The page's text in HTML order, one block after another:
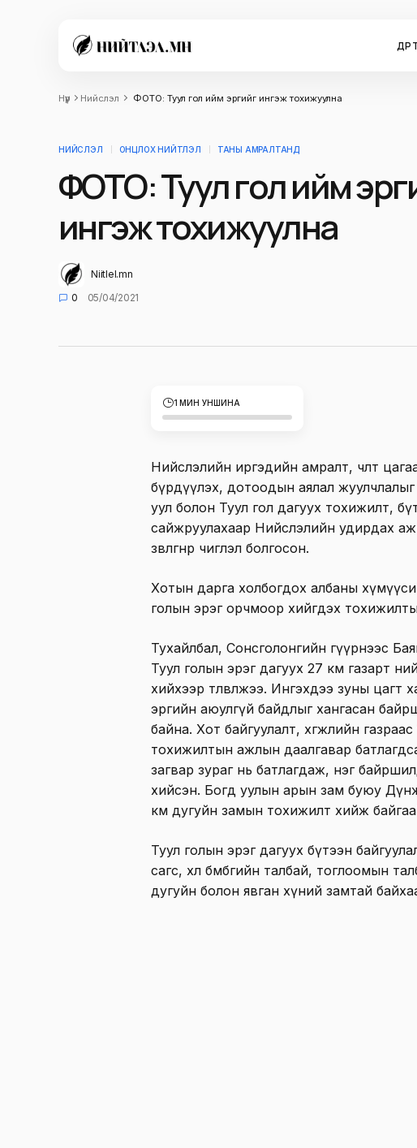
Нүүр Нийслэл ФОТО: Туул гол ийм эргийг ингэж тохижуулна
НИЙСЛЭЛ ОНЦЛОХ НИЙТЛЭЛ ТАНЫ АМРАЛТАНД
ФОТО: Туул гол ийм
ингэж тохижуулна
Niitlel.mn
0
05/04/2021
1 МИН УНШИНА
Нийслэлийн иргэдийн амралт, чөлөөт
бүрдүүлэх, дотоодын аялал жуулчлалыг
уул болон Туул гол дагуух тохижилт,
сайжруулахаар Нийслэлийн удирдах
зөвлөгөөнөөр чиглэл болгосон.
Хотын дарга холбогдох албаны
голын эрэг орчмоор хийгдэх
Тухайлбал, Сонсголонгийн гүүрнээс
Туул голын эрэг дагуух 27 км газарт
хийхээр төлөвлөжээ. Ингэхдээ зуны
эргийн аюулгүй байдлыг хангасан
байна. Хот байгуулалт, хөгжлийн
тохижилтын ажлын даалгавар
загвар зураг нь батлагдаж, нэг
хийсэн. Богд уулын арын зам буюу
км дугуйн замын тохижилт хийж
Туул голын эрэг дагуух бүтээн
сагс, хөл бөмбөгийн талбай, тоглоомын
дугуйн болон явган хүний замтай байхаар